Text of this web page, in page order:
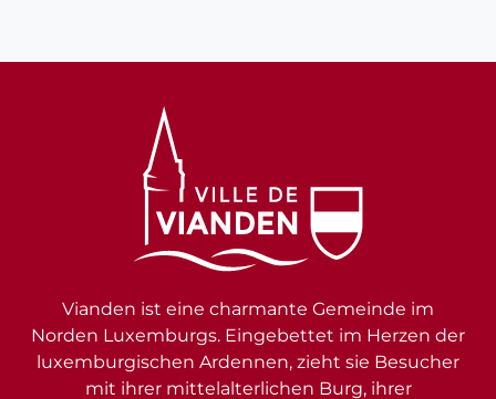
Vianden ist eine charmante Gemeinde im
Norden Luxemburgs. Eingebettet im Herzen der
luxemburgischen Ardennen, zieht sie Besucher
mit ihrer mittelalterlichen Burg, ihrer